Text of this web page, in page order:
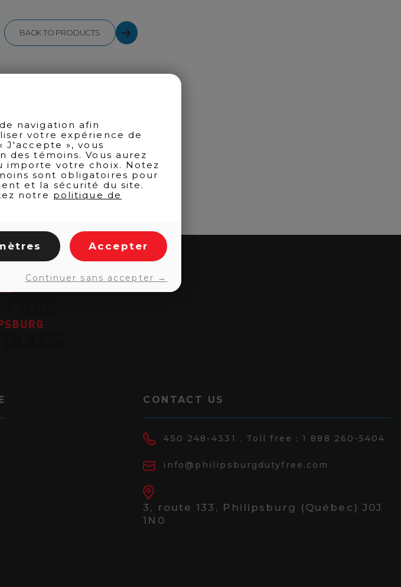
BACK TO PRODUCTS
CONTACT US
450 248-4331 . Toll free :1 888 260-5404
info@philipsburgdutyfree.com
3, route 133, Philipsburg (Québec) J0J
1N0
navigation afin
votre expérience de
J'accepte », vous
des témoins. Vous aurez
importe votre choix. Notez
sont obligatoires pour
et la sécurité du site.
notre politique de
Accepter
Continuer sans accepter →